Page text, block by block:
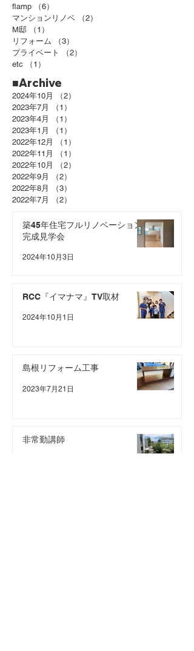
flamp
（6）
マンションリノベ
（2）
M邸
（1）
リフォーム
（3）
プライベート
（2）
etc
（1）
■Archive
2024年10月 （2）
2023年7月
（1）
2023年4月
（1）
2023年1月
（1）
2022年12月
（1）
2022年11月
（1）
2022年10月
（2）
2022年9月
（2）
2022年8月
（3）
2022年7月
（2）
築45年住宅フルリノベーション
完成見学会
2024年10月3日
RCC『イマナマ』TV取材
2024年10月1日
島根リフォーム工事
2023年7月21日
非常勤講師